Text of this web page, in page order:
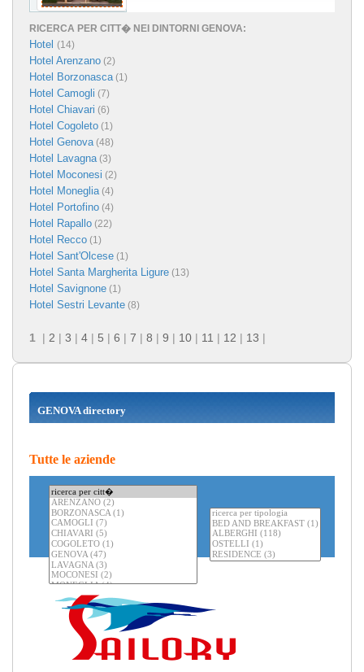
RICERCA PER CITT� NEI DINTORNI GENOVA:
Hotel (14)
Hotel Arenzano (2)
Hotel Borzonasca(1)
Hotel Camogli (7)
Hotel Chiavari (6)
Hotel Cogoleto (1)
Hotel Genova(48)
Hotel Lavagna(3)
Hotel Moconesi (2)
Hotel Moneglia(4)
Hotel Portofino (4)
Hotel Rapallo (22)
Hotel Recco (1)
Hotel Sant'Olcese (1)
Hotel Santa Margherita Ligure (13)
Hotel Savignone (1)
Hotel Sestri Levante (8)
1 | 2 | 3 | 4 | 5 | 6 | 7 | 8 | 9 | 10 | 11 | 12 | 13 |
GENOVA directory
Tutte le aziende